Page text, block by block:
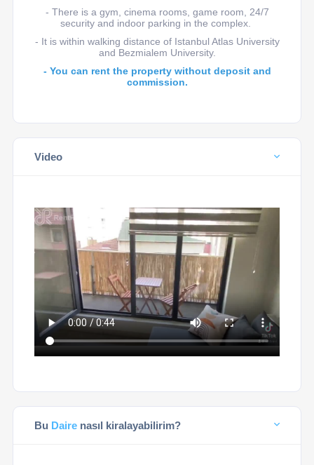
- There is a gym, cinema rooms, game room, 24/7
security and indoor parking in the complex.
- It is within walking distance of Istanbul Atlas University
and Bezmialem University.
- You can rent the property without deposit and
commission.
Video
Bu Daire nasıl kiralayabilirim?